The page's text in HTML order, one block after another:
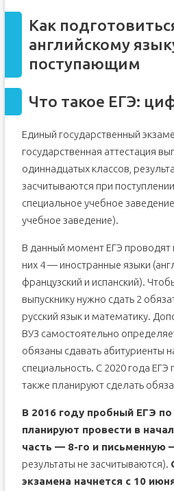
Как
английскому
поступающим
Что такое ЕГЭ:
Единый государственный
государственная аттестация
одиннадцатых классов,
засчитываются при
специальное учебное
учебное заведение).
В данный момент ЕГЭ проводят
них 4 — иностранные языки
французский и испанский).
выпускнику нужно сдать 2
русский язык и математику.
ВУЗ самостоятельно
обязаны сдавать абитуриенты
специальность. С 2020 года ЕГЭ
также планируют сделать
В 2016 году пробный ЕГЭ по
планируют провести в
часть — 8-го и письменную
результаты не засчитываются).
экзамена начнется с 10